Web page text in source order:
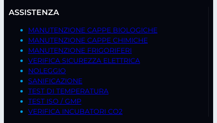
ASSISTENZA
MANUTENZIONE CAPPE BIOLOGICHE
MANUTENZIONE CAPPE CHIMICHE
MANUTENZIONE FRIGORIFERI
VERIFICA SICUREZZA ELETTRICA
NOLEGGIO
SANIFICAZIONE
TEST DI TEMPERATURA
TEST ISO / GMP
VERIFICA INCUBATORI CO2